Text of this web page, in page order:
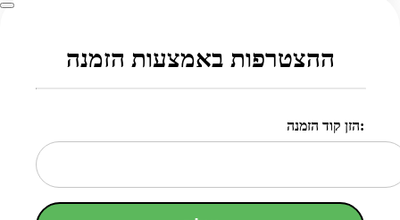
ההצטרפות באמצעות הזמנה
הזן קוד הזמנה: